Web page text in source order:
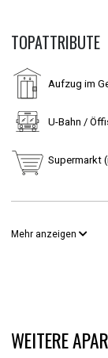
TOPATTRIBUTE
Aufzug im
U-Bahn /
Supermarkt
Mehr anzeigen
WEITERE